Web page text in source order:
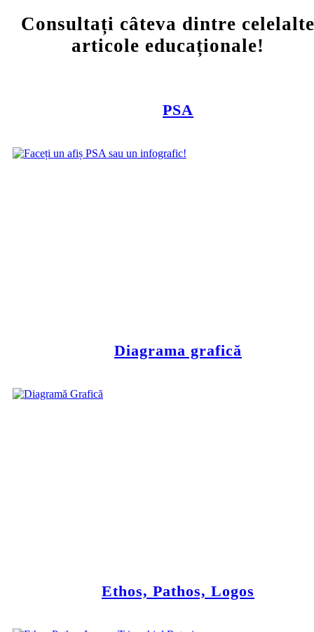
Consultați câteva dintre celelalte
articole educaționale!
PSA
Diagrama grafică
Ethos, Pathos, Logos